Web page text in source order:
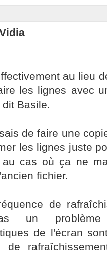
au lieu
les lignes avec
Basile.
de faire une
les lignes juste
au cas où ça ne
fichier.
de
un problème
de l'écran
de